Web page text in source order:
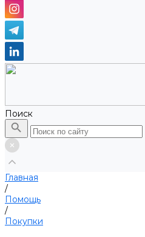
Поиск
Главная
/
Помощь
/
Покупки